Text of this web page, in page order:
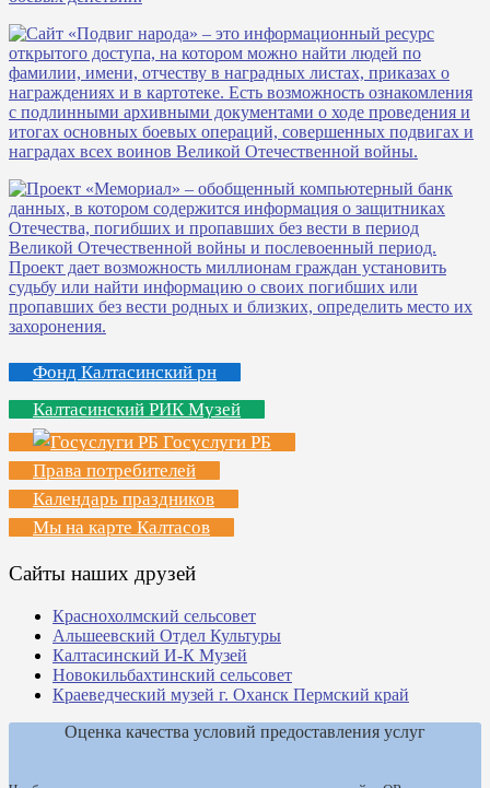
Фонд Калтасинский рн
Калтасинский РИК Музей
Госуслуги РБ
Права потребителей
Календарь праздников
Мы на карте Калтасов
Сайты наших друзей
Краснохолмский сельсовет
Альшеевский Отдел Культуры
Калтасинский И-К Музей
Новокильбахтинский сельсовет
Краеведческий музей г. Оханск Пермский край
Оценка качества условий предоставления услуг